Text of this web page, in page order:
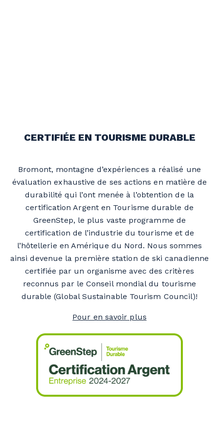
CERTIFIÉE EN TOURISME DURABLE
Bromont, montagne d’expériences a réalisé une
évaluation exhaustive de ses actions en matière de
durabilité qui l’ont menée à l’obtention de la
certification Argent en Tourisme durable de
GreenStep, le plus vaste programme de
certification de l’industrie du tourisme et de
l’hôtellerie en Amérique du Nord. Nous sommes
ainsi devenue la première station de ski canadienne
certifiée par un organisme avec des critères
reconnus par le Conseil mondial du tourisme
durable (Global Sustainable Tourism Council)!
Pour en savoir plus